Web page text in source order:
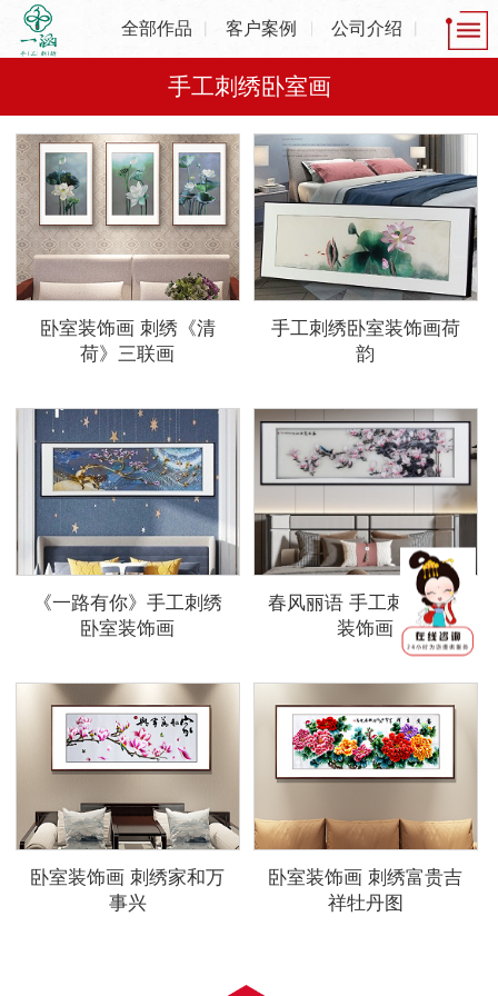
全部作品 客户案例 公司介绍
手工刺绣卧室画
卧室装饰画 刺绣《清
荷》三联画
手工刺绣卧室装饰画荷
韵
《一路有你》手工刺绣
卧室装饰画
春风丽语 手工刺绣卧室
装饰画
卧室装饰画 刺绣家和万
事兴
卧室装饰画 刺绣富贵吉
祥牡丹图